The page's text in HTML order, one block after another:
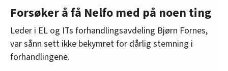
Forsøker å få Nelfo med på noen ting
Leder i EL og ITs forhandlingsavdeling Bjørn Fornes,
var sånn sett ikke bekymret for dårlig stemning i
forhandlingene.